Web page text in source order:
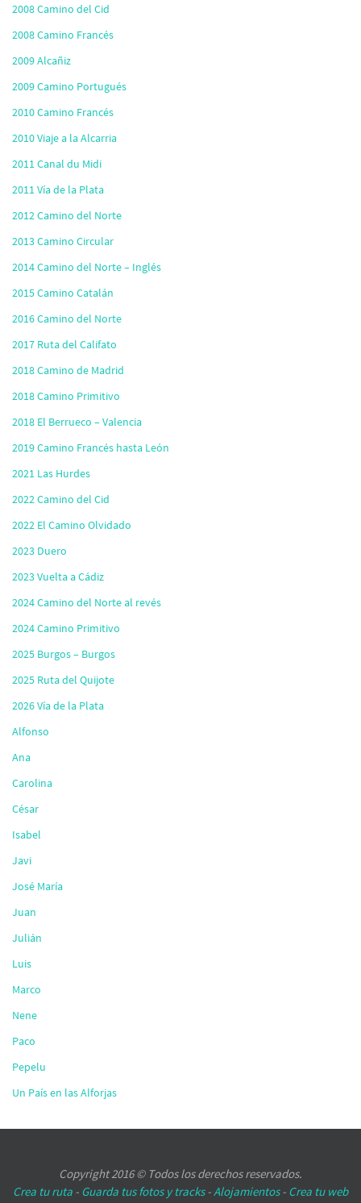
2008 Camino del Cid
2008 Camino Francés
2009 Alcañiz
2009 Camino Portugués
2010 Camino Francés
2010 Viaje a la Alcarria
2011 Canal du Midi
2011 Vía de la Plata
2012 Camino del Norte
2013 Camino Circular
2014 Camino del Norte – Inglés
2015 Camino Catalán
2016 Camino del Norte
2017 Ruta del Califato
2018 Camino de Madrid
2018 Camino Primitivo
2018 El Berrueco – Valencia
2019 Camino Francés hasta León
2021 Las Hurdes
2022 Camino del Cid
2022 El Camino Olvidado
2023 Duero
2023 Vuelta a Cádiz
2024 Camino del Norte al revés
2024 Camino Primitivo
2025 Burgos – Burgos
2025 Ruta del Quijote
2026 Vía de la Plata
Alfonso
Ana
Carolina
César
Isabel
Javi
José María
Juan
Julián
Luis
Marco
Nene
Paco
Pepelu
Un País en las Alforjas
Copyright 2016 © Todos los derechos reservados.
Crea tu ruta - Guarda tus fotos y tracks- Alojamientos- Crea tu web